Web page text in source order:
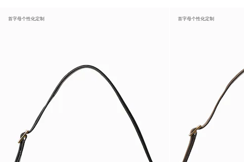
首字母个性化定制 首字母个性化定制